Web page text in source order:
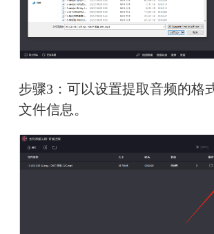
步骤3：可以设置提取音频的格
文件信息。